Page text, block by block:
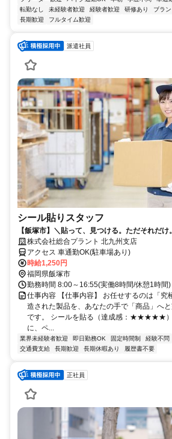
転勤なし
未経験者歓迎 経験者歓迎 研修あり ブラ
長期歓迎
フルタイム歓迎
派遣社員
シール貼りスタッフ
【飯塚市】＼貼って、見つける。ただそれだ
1250円×土日祝休みという黄金比。」 自分をす
トを最優先できる。これが理想の働き方。
株式会社総合プラント 北九州支店
アクセス 車通勤OK(駐車場あり)
時給1,250円
福岡県飯塚市
勤務時間 8:00～16:55(実働8時間/休憩1時間
仕事内容 【仕事内容】 お任せするのは「究
造された製品を、あなたの手で「商品」へ
です。 シールを貼る（達成感：★★★★★）
に、ペ...
業界未経験者歓迎 即日勤務OK 固定時間制 経験不問
交通費支給
長期歓迎 長期休暇あり 履歴書不要
正社員